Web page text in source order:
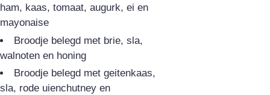
ham, kaas, tomaat, augurk, ei en
mayonaise
Broodje belegd met brie, sla,
walnoten en honing
Broodje belegd met geitenkaas,
sla, rode uienchutney en